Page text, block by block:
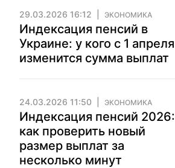
29.03.2026 16:12 ЭКОНОМИКА
Индексация пенсий в
Украине: у кого с 1 апреля
изменится сумма выплат
24.03.2026 11:50 ЭКОНОМИКА
Индексация пенсий 2026:
как проверить новый
размер выплат за
несколько минут